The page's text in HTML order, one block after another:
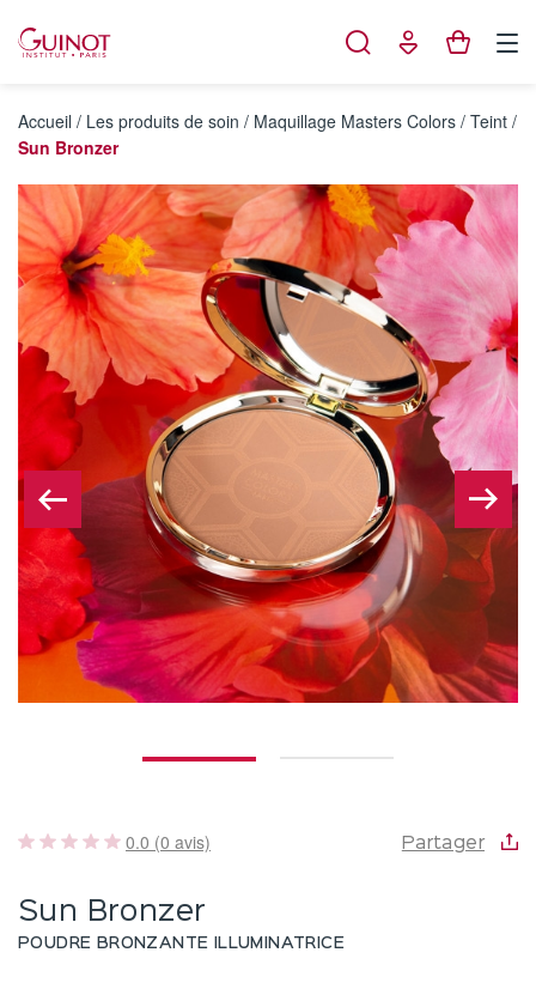
Accueil / Les produits de soin / Maquillage Masters Colors / Teint /
Sun Bronzer
0.0 (0 avis) Partager
Sun Bronzer
POUDRE BRONZANTE ILLUMINATRICE